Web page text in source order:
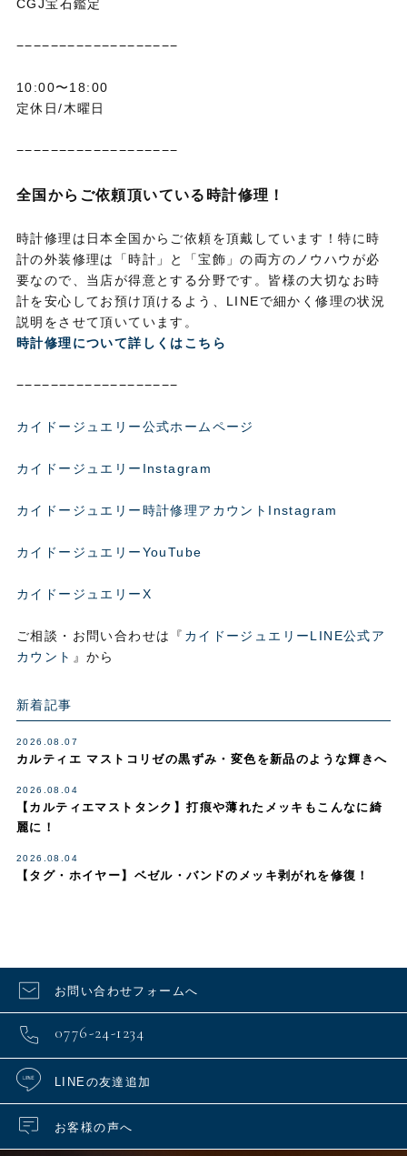
CGJ宝石鑑定
−−−−−−−−−−−−−−−−−−−
10:00〜18:00
定休日/木曜日
−−−−−−−−−−−−−−−−−−−
全国からご依頼頂いている時計修理！
時計修理は日本全国からご依頼を頂戴しています！特に時
計の外装修理は「時計」と「宝飾」の両方のノウハウが必
要なので、当店が得意とする分野です。皆様の大切なお時
計を安心してお預け頂けるよう、LINEで細かく修理の状況
説明をさせて頂いています。
時計修理について詳しくはこちら
−−−−−−−−−−−−−−−−−−−
カイドージュエリー公式ホームページ
カイドージュエリーInstagram
カイドージュエリー時計修理アカウントInstagram
カイドージュエリーYouTube
カイドージュエリーX
ご相談・お問い合わせは『 カイドージュエリーLINE公式ア
カウント 』から
新着記事
2026.08.07
カルティエ マストコリゼの黒ずみ・変色を新品のような輝きへ
2026.08.04
【カルティエマストタンク】打痕や薄れたメッキもこんなに綺
麗に！
2026.08.04
【タグ・ホイヤー】ベゼル・バンドのメッキ剥がれを修復！
お問い合わせフォームへ
0776-24-1234
LINEの友達追加
お客様の声へ